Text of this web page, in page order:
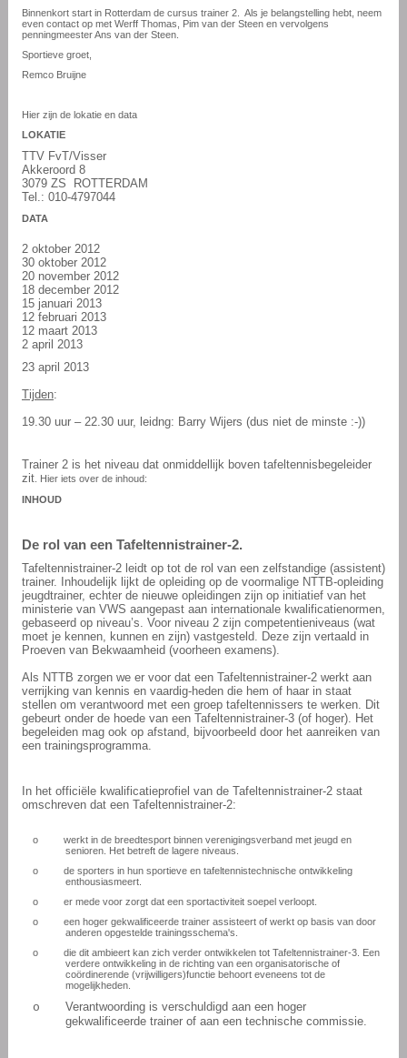
Binnenkort start in Rotterdam de cursus trainer 2. Als je belangstelling hebt, neem
even contact op met Werff Thomas, Pim van der Steen en vervolgens
penningmeester Ans van der Steen.
Sportieve groet,
Remco Bruijne
Hier zijn de lokatie en data
LOKATIE
TTV FvT/Visser
Akkeroord 8
3079 ZS
ROTTERDAM
Tel.: 010-4797044
DATA
2 oktober 2012
30 oktober 2012
20 november 2012
18 december 2012
15 januari 2013
12 februari 2013
12 maart 2013
2 april 2013
23 april 2013
Tijden:
19.30 uur – 22.30 uur, leidng: Barry Wijers (dus niet de minste :-))
Trainer 2 is het niveau dat onmiddellijk boven tafeltennisbegeleider
zit. Hier iets over de inhoud:
INHOUD
De rol van een Tafeltennistrainer-2.
Tafeltennistrainer-2 leidt op tot de rol van een zelfstandige (assistent)
trainer. Inhoudelijk lijkt de opleiding op de voormalige NTTB-opleiding
jeugdtrainer, echter de nieuwe opleidingen zijn op initiatief van het
ministerie van VWS aangepast aan internationale kwalificatienormen,
gebaseerd op niveau’s. Voor niveau 2 zijn competentieniveaus (wat
moet je kennen, kunnen en zijn) vastgesteld. Deze zijn vertaald in
Proeven van Bekwaamheid (voorheen examens).
Als NTTB zorgen we er voor dat een Tafeltennistrainer-2 werkt aan
verrijking van kennis en vaardig-heden die hem of haar in staat
stellen om verantwoord met een groep tafeltennissers te werken. Dit
gebeurt onder de hoede van een Tafeltennistrainer-3 (of hoger). Het
begeleiden mag ook op afstand, bijvoorbeeld door het aanreiken van
een trainingsprogramma.
In het officiële kwalificatieprofiel van de Tafeltennistrainer-2 staat
omschreven dat een Tafeltennistrainer-2:
o
werkt in de breedtesport binnen verenigingsverband met jeugd en
senioren. Het betreft de lagere niveaus.
o
de sporters in hun sportieve en tafeltennistechnische ontwikkeling
enthousiasmeert.
o
er mede voor zorgt dat een sportactiviteit soepel verloopt.
o
een hoger gekwalificeerde trainer assisteert of werkt op basis van door
anderen opgestelde trainingsschema's.
o
die dit ambieert kan zich verder ontwikkelen tot Tafeltennistrainer-3. Een
verdere ontwikkeling in de richting van een organisatorische of
coördinerende (vrijwilligers)functie behoort eveneens tot de
mogelijkheden.
o
Verantwoording is verschuldigd aan een hoger
gekwalificeerde trainer of aan een technische commissie.